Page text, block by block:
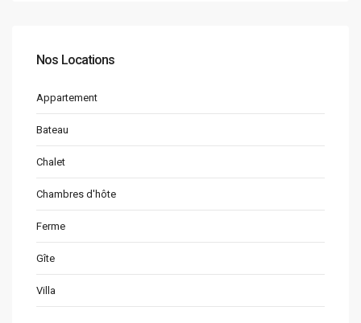
Nos Locations
Appartement
Bateau
Chalet
Chambres d'hôte
Ferme
Gîte
Villa